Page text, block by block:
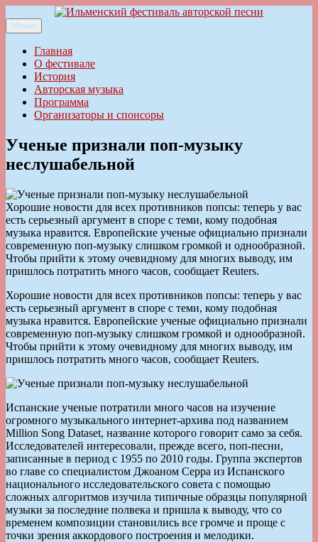
к
содержимому
Ильменский фестиваль авторской песни
Меню
Главная
О фестивале
История
Авторская музыка
Программа
Организаторы и спонсоры
Ученые признали поп-музыку
неслушабельной
Хорошие новости для всех противников попсы: теперь у вас
есть серьезный аргумент в споре с теми, кому подобная
музыка нравится. Европейские ученые официально признали
современную поп-музыку слишком громкой и однообразной.
Чтобы прийти к этому очевидному для многих выводу, им
пришлось потратить много часов, сообщает Reuters.
Хорошие новости для всех противников попсы: теперь у вас
есть серьезный аргумент в споре с теми, кому подобная
музыка нравится. Европейские ученые официально признали
современную поп-музыку слишком громкой и однообразной.
Чтобы прийти к этому очевидному для многих выводу, им
пришлось потратить много часов, сообщает Reuters.
Испанские ученые потратили много часов на изучение
огромного музыкального интернет-архива под названием
Million Song Dataset, название которого говорит само за себя.
Исследователей интересовали, прежде всего, поп-песни,
записанные в период с 1955 по 2010 годы. Группа экспертов
во главе со специалистом Джоаном Серра из Испанского
национального исследовательского совета с помощью
сложных алгоритмов изучила типичные образцы популярной
музыки за последние полвека и пришла к выводу, что со
временем композиции становились все громче и проще с
точки зрения аккордового построения и мелодики.